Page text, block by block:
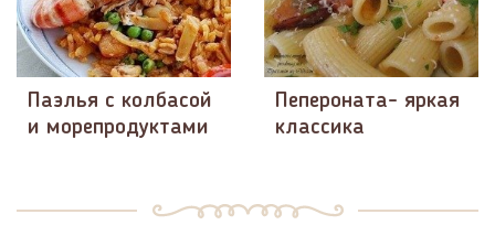
Паэлья с колбасой
и морепродуктами
Пепероната- яркая
классика